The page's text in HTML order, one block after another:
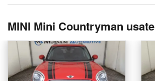
MINI Mini Countryman usate